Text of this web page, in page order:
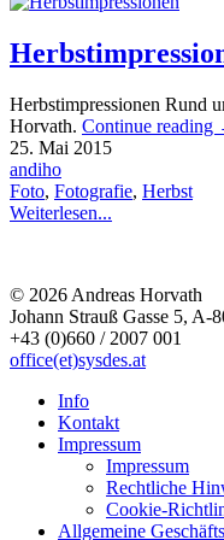
Herbstimpressionen Rund
Horvath. Continue reading
25. Mai 2015
andiho
Foto, Fotografie, Herbst
Weiterlesen...
© 2026 Andreas Horvath
Johann Strauß Gasse 5, A-
+43 (0)660 / 2007 001
office(et)sysdes.at
Info
Kontakt
Impressum
Impressum
Rechtliche
Cookie-
Allgemeine